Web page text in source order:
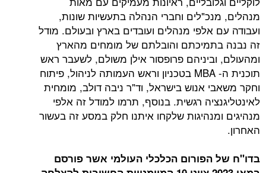
מנהלים, מנכ"לים וחברי הנהלה בתעשיות שונות,
ועבודה עם אלפי מנהלים ועובדים בארץ ובעולם. מודל
זה נבנה בתמיכתם והובלתם של מומחים מהארץ
ומהעולם, וביניהם פרופסור אילן משולם, לשעבר ראש
תוכנית ה- MBA בטכניון וראש העמותה לניהול, פיתוח
וחקר משאבי אנוש בישראל, וד"ר ניבה דולב, מומחית
לאינטליגנציה רגשית. בנוסף, תרמו למודל זה אלפי
מנהיגים ומנהיגות שלקחו איתנו חלק במסע זה בעשור
האחרון.
בדו"ח של הפורום הכלכלי העולמי אשר פורסם